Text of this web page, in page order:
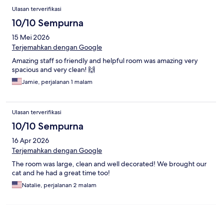
Ulasan terverifikasi
10/10 Sempurna
15 Mei 2026
Terjemahkan dengan Google
Amazing staff so friendly and helpful room was amazing very
spacious and very clean! 🙌
Jamie, perjalanan 1 malam
Ulasan terverifikasi
10/10 Sempurna
16 Apr 2026
Terjemahkan dengan Google
The room was large, clean and well decorated! We brought our
cat and he had a great time too!
Natalie, perjalanan 2 malam